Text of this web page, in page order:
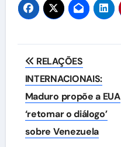
Navegação
de
Post
RELAÇÕES
INTERNACIONAIS:
Maduro propõe a EUA
‘retomar o diálogo’
sobre Venezuela